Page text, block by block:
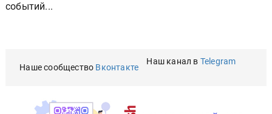
событий...
Наше сообщество Вконтакте
Наш канал в Telegram